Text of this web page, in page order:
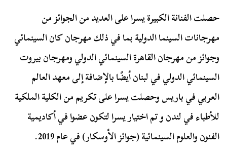
حصلت الفنانة الكبيرة يسرا على العديد من الجوائز من
مهرجانات السينما الدولية بما في ذلك مهرجان كان السينمائي
وجوائز من مهرجان القاهرة السينمائي الدولي ومهرجان بيروت
السينمائي الدولي في لبنان أيضًا بالإضافة إلى معهد العالم
العربي في باريس وحصلت يسرا على تكريم من الكلية الملكية
للأطباء في لندن و تم اختيار يسرا لتكون عضوا في أكاديمية
الفنون والعلوم السينمائية (جوائز الأوسكار) في عام 2019.